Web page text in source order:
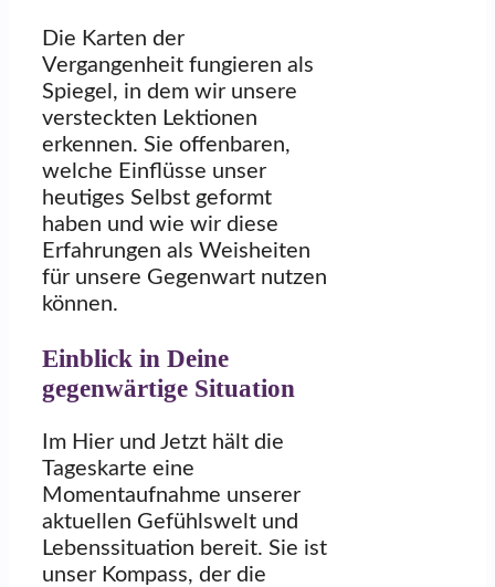
Die Karten der
Vergangenheit fungieren als
Spiegel, in dem wir unsere
versteckten Lektionen
erkennen. Sie offenbaren,
welche Einflüsse unser
heutiges Selbst geformt
haben und wie wir diese
Erfahrungen als Weisheiten
für unsere Gegenwart nutzen
können.
Einblick in Deine
gegenwärtige Situation
Im Hier und Jetzt hält die
Tageskarte eine
Momentaufnahme unserer
aktuellen Gefühlswelt und
Lebenssituation bereit. Sie ist
unser Kompass, der die